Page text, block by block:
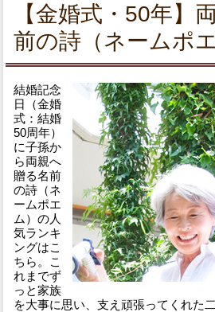
【金婚式・50年】
前の詩（ネームポエ
結婚記念
日（金婚
式：結婚
50周年）
に子孫か
ら両親へ
贈る名前
の詩（ネ
ームポエ
ム）の人
気ランキ
ングはこ
ちら。こ
れまでず
っと家族
を大事に思い、支え頑張ってくれた二